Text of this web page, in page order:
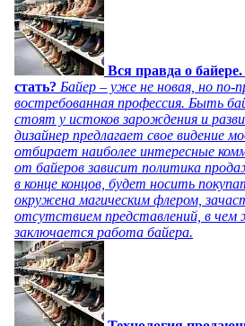
Вся правда о
стать? Байер – уже не новая, но по-
востребованная профессия. Быть
стоят у истоков зарождения и
дизайнер предлагает свое видение
отбирает наиболее интересные
от байеров зависит политика
в конце концов, будет носить
окружена магическим флером,
отсутствием представлений, в чем
заключается работа байера.